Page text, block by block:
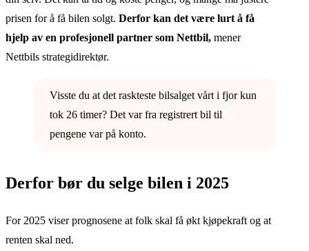
prisen for å få bilen solgt. Derfor kan det være lurt å få
hjelp av en profesjonell partner som Nettbil, mener
Nettbils strategidirektør.
Visste du at det raskteste bilsalget vårt i fjor kun
tok 26 timer? Det var fra registrert bil til
pengene var på konto.
Derfor bør du selge bilen i 2025
For 2025 viser prognosene at folk skal få økt kjøpekraft og at
renten skal ned.